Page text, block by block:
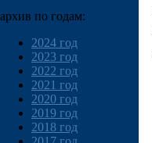
архив по годам:
2024 год
2023 год
2022 год
2021 год
2020 год
2019 год
2018 год